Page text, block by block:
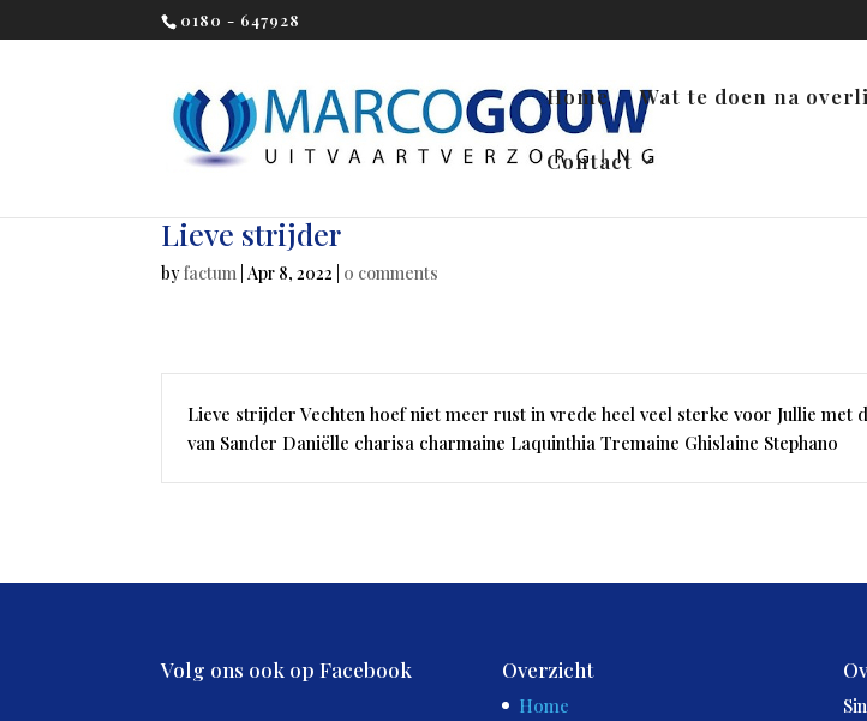
0180 - 647928
Home Wat te doen na
Contact
Lieve strijder
byfactum |Apr 8, 2022 0 comments
Lieve strijder Vechten hoef niet meer rust in vrede heel veel sterke voor Jullie met
van Sander Daniëlle charisa charmaine Laquinthia Tremaine Ghislaine Stephano
Volg ons ook op Facebook Overzicht
Home